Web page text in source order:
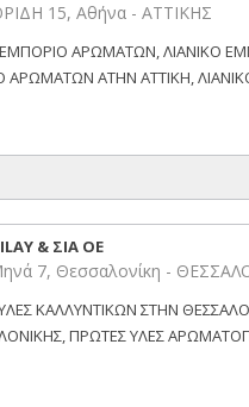
15, Αθήνα - ΑΤΤΙΚΗΣ
ΕΜΠΟΡΙΟ ΑΡΩΜΑΤΩΝ, ΛΙΑΝΙΚΟ
ΑΡΩΜΑΤΩΝ ΑΤΗΝ ΑΤΤΙΚΗ,
& ΣΙΑ OE
7, Θεσσαλονίκη -
ΚΑΛΛΥΝΤΙΚΩΝ ΣΤΗΝ
ΠΡΩΤΕΣ ΥΛΕΣ